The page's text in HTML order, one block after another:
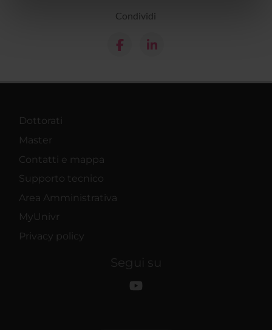
nostri partner che si occupano di analisi dei dati web,
con altre informazioni che hai fornito loro o che hanno
Condividi
Dottorati
Master
Contatti e mappa
Supporto tecnico
Area Amministrativa
MyUnivr
Privacy policy
Segui su